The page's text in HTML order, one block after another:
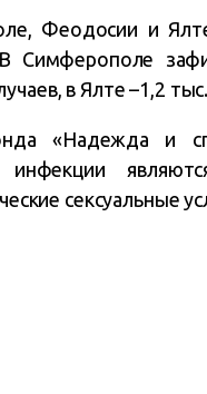
Феодосии и
Симферополе
в Ялте –1,2
«Надежда и
инфекции
сексуальные